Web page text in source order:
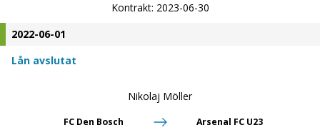
Kontrakt: 2023-06-30
2022-06-01
Lån avslutat
Nikolaj Möller
FC Den Bosch Arsenal FC U23